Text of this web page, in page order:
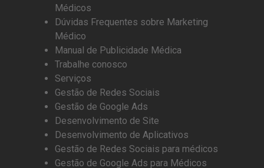
Médicos
Dúvidas Frequentes sobre Marketing
Médico
Manual de Publicidade Médica
Trabalhe conosco
Serviços
Gestão de Redes Sociais
Gestão de Google Ads
Desenvolvimento de Site
Desenvolvimento de Aplicativos
Gestão de Redes Sociais para médicos
Gestão de Google Ads para Médicos